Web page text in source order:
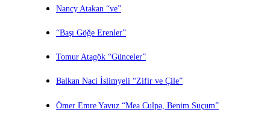
Nancy Atakan “ve”
“Başı Göğe Erenler”
Tomur Atagök “Günceler”
Balkan Naci İslimyeli “Zifir ve Çile”
Ömer Emre Yavuz “Mea Culpa, Benim Suçum”